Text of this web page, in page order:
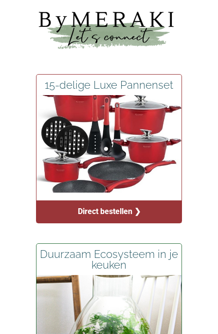
15-delige Luxe Pannenset
Direct bestellen ❯
Duurzaam Ecosysteem in je
keuken